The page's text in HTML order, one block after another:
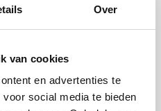
Over
van cookies
en advertenties te
social media te bieden
moet makkelijk en
we met
bekend zijn om hun
en kwaliteit. Je kunt erop
kunt op- en aflopen.